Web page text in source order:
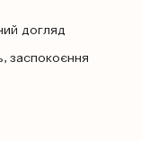
догляд
заспокоєння